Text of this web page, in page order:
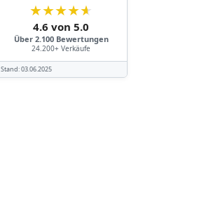
★★★★★
4.6 von 5.0
Über 2.100 Bewertungen
24.200+ Verkäufe
Stand:03.06.2025